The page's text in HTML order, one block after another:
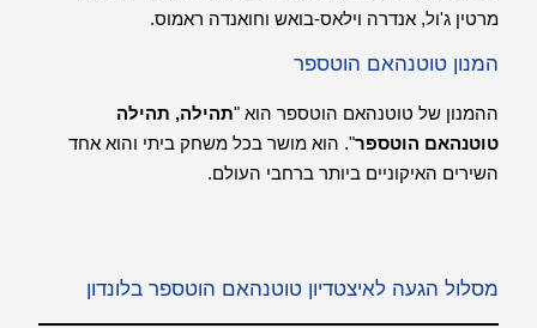
מרטין ג'ול, אנדרה וילאס-בואש וחואנדה ראמוס.
המנון טוטנהאם הוטספר
ההמנון של טוטנהאם הוטספר הוא "תהילה, תהילה
טוטנהאם הוטספר". הוא מושר בכל משחק ביתי והוא אחד
השירים האיקוניים ביותר ברחבי העולם.
מסלול הגעה לאיצטדיון טוטנהאם הוטספר בלונדון